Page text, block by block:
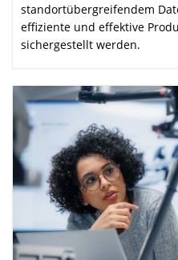
standort­übergreifendem
effiziente und effektive
sichergestellt werden.